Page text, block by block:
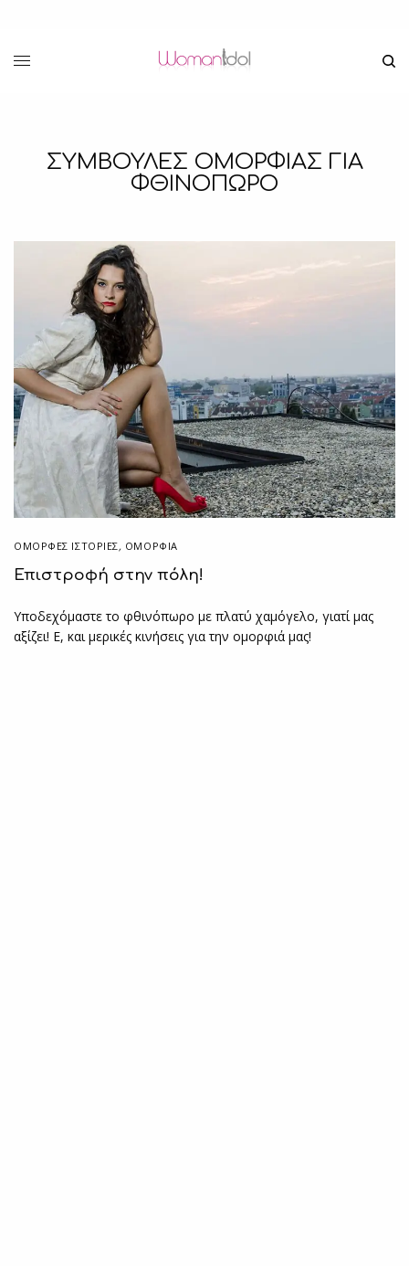
ΣΥΜΒΟΥΛΕΣ ΟΜΟΡΦΙΑΣ ΓΙΑ
ΦΘΙΝΟΠΩΡΟ
ΌΜΟΡΦΕΣ ΙΣΤΟΡΊΕΣ, ΟΜΟΡΦΙΑ
Επιστροφή στην πόλη!
Υποδεχόμαστε το φθινόπωρο με πλατύ χαμόγελο, γιατί μας
αξίζει! Ε, και μερικές κινήσεις για την ομορφιά μας!